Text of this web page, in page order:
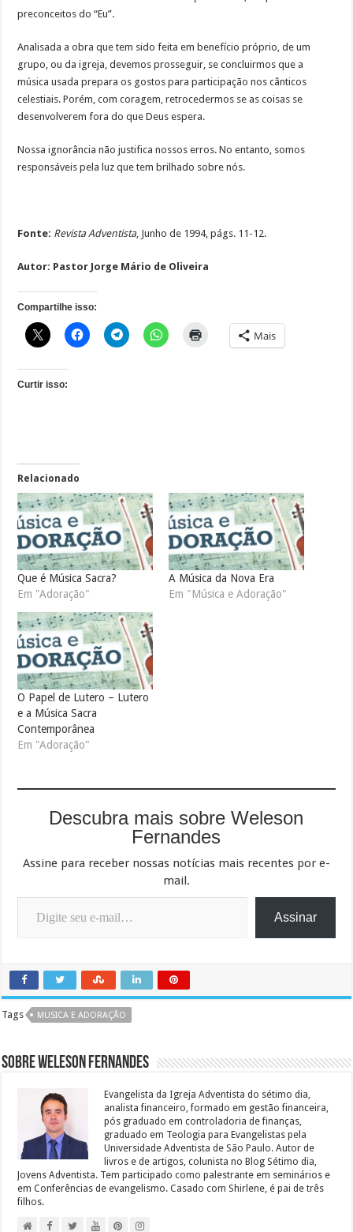
preconceitos do “Eu”.
Analisada a obra que tem sido feita em benefício próprio, de um
grupo, ou da igreja, devemos prosseguir, se concluirmos que a
música usada prepara os gostos para participação nos cânticos
celestiais. Porém, com coragem, retrocedermos se as coisas se
desenvolverem fora do que Deus espera.
Nossa ignorância não justifica nossos erros. No entanto, somos
responsáveis pela luz que tem brilhado sobre nós.
Fonte: Revista Adventista, Junho de 1994, págs. 11-12.
Autor: Pastor Jorge Mário de Oliveira
Compartilhe isso:
Mais
Curtir isso:
Relacionado
Que é Música Sacra?
Em "Adoração"
A Música da Nova Era
Em "Música e Adoração"
O Papel de Lutero – Lutero
e a Música Sacra
Contemporânea
Em "Adoração"
Descubra mais sobre Weleson
Fernandes
Assine para receber nossas notícias mais recentes por e-
mail.
Digite seu e-mail…
Assinar
Tags MUSICA E ADORAÇÃO
Sobre Weleson Fernandes
Evangelista da Igreja Adventista do sétimo dia,
analista financeiro, formado em gestão financeira,
pós graduado em controladoria de finanças,
graduado em Teologia para Evangelistas pela
Universidade Adventista de São Paulo. Autor de
livros e de artigos, colunista no Blog Sétimo dia,
Jovens Adventista. Tem participado como palestrante em seminários e
em Conferências de evangelismo. Casado com Shirlene, é pai de três
filhos.